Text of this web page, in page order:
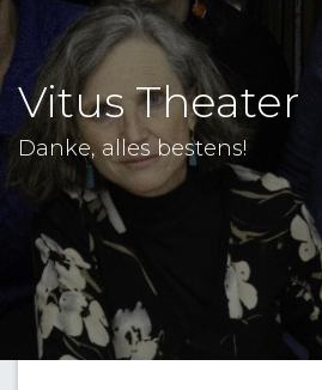
Vitus Theater
Danke, alles bestens!